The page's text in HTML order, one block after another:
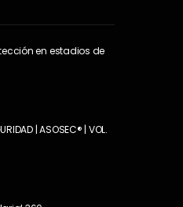
en estadios de
| ASOSEC® | VOL.